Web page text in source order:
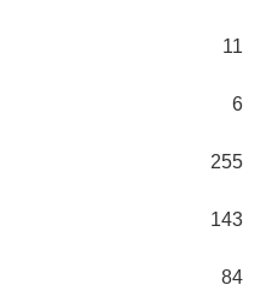
11
6
255
143
84